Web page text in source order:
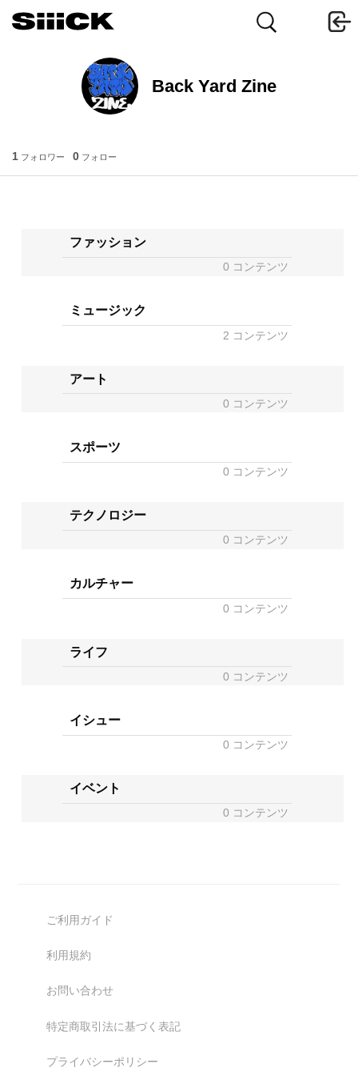
Back Yard Zine
1 フォロワー 0 フォロー
ファッション
0 コンテンツ
ミュージック
2 コンテンツ
アート
0 コンテンツ
スポーツ
0 コンテンツ
テクノロジー
0 コンテンツ
カルチャー
0 コンテンツ
ライフ
0 コンテンツ
イシュー
0 コンテンツ
イベント
0 コンテンツ
ご利用ガイド
利用規約
お問い合わせ
特定商取引法に基づく表記
プライバシーポリシー